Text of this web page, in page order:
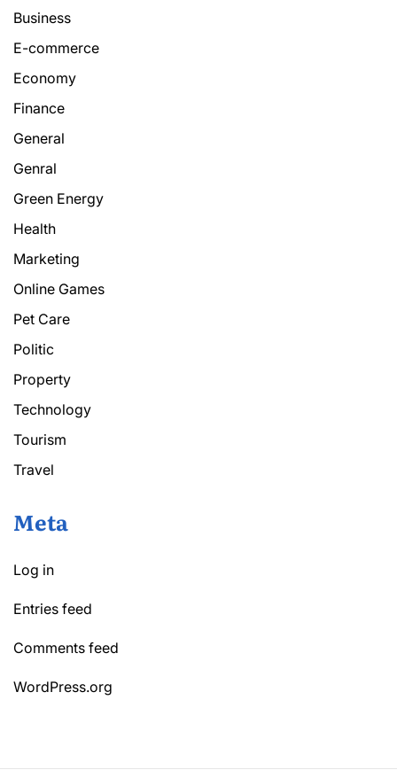
Business
E-commerce
Economy
Finance
General
Genral
Green Energy
Health
Marketing
Online Games
Pet Care
Politic
Property
Technology
Tourism
Travel
Meta
Log in
Entries feed
Comments feed
WordPress.org